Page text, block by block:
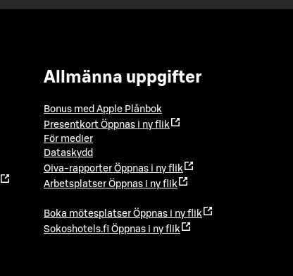
Allmänna uppgifter
Bonus med Apple Plånbok
Presentkort Öppnas i ny flik
För medier
Dataskydd
Oiva-rapporter Öppnas i ny flik
Arbetsplatser Öppnas i ny flik
Boka mötesplatser Öppnas i ny flik
Sokoshotels.fi Öppnas i ny flik